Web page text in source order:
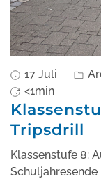
17 Juli
<1min
Tripsdrill
Klassenstufe 8: